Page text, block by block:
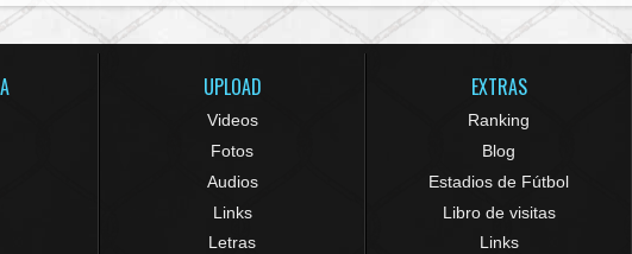
UPLOAD
Videos
Fotos
Audios
Links
Letras
EXTRAS
Ranking
Blog
Estadios de Fútbol
Libro de visitas
Links